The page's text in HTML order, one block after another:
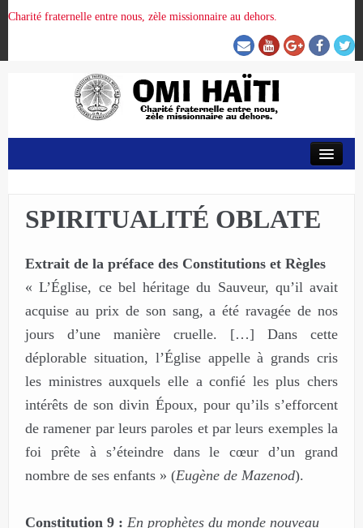
Charité fraternelle entre nous, zèle missionnaire au dehors.
ORGANISATION DE LA PROVINCE
PRÉSENCE OMI
CRUNITEHC
NOUS CONTACTER
SPIRITUALITÉ OBLATE
Extrait de la préface des Constitutions et Règles
« L’Église, ce bel héritage du Sauveur, qu’il avait
acquise au prix de son sang, a été ravagée de nos
jours d’une manière cruelle. […] Dans cette
déplorable situation, l’Église appelle à grands cris
les ministres auxquels elle a confié les plus chers
intérêts de son divin Époux, pour qu’ils s’efforcent
de ramener par leurs paroles et par leurs exemples la
foi prête à s’éteindre dans le cœur d’un grand
nombre de ses enfants » (Eugène de Mazenod).
Constitution 9 : En prophètes du monde nouveau